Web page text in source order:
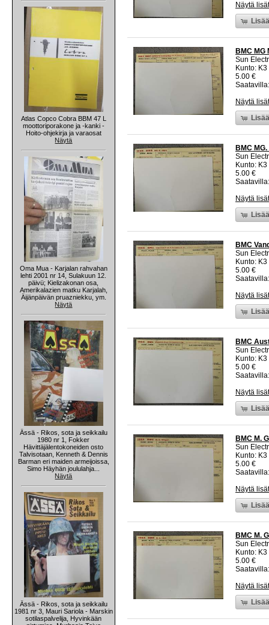
Atlas Copco Cobra BBM 47 L
moottoriporakone ja -kanki -
Hoito-ohjekirja ja varaosat
Näytä
Oma Mua - Karjalan rahvahan
lehti 2001 nr 14, Sulakuun 12.
päivü; Kielizakonan osa,
Amerikalazien matku Karjalah,
Äijänpäivän pruazniekku, ym.
Näytä
Ässä - Rikos, sota ja seikkailu
1980 nr 1, Fokker
Hävittäjälentokoneiden osto
Talvisotaan, Kenneth & Dennis
Barman eri maiden armeijoissa,
Simo Häyhän joululahja...
Näytä
Ässä - Rikos, sota ja seikkailu
1981 nr 3, Mauri Sariola - Marskin
sotilaspalvelija, Hyvinkään
Näytä
BMC
Sun
Kunto:
5.00 €
Näytä
BMC
Sun
Kunto:
5.00 €
Näytä
BMC
Sun
Kunto:
5.00 €
Näytä
BMC
Sun
Kunto:
5.00 €
Näytä
BMC M.
Sun
Kunto:
5.00 €
Näytä
BMC M.
Sun
Kunto:
5.00 €
Näytä